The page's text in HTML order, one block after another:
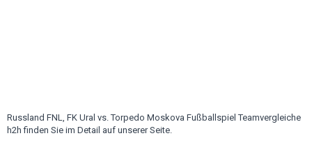
Russland FNL, FK Ural vs. Torpedo Moskova Fußballspiel Teamvergleiche
h2h finden Sie im Detail auf unserer Seite.